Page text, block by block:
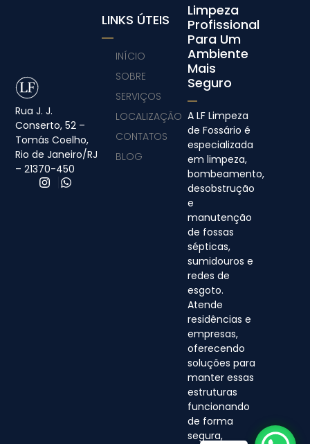
Rua J. J.
Conserto, 52 –
Tomás Coelho,
Rio de Janeiro/RJ
– 21370-450
Limpeza
Profissional
Para Um
Ambiente
Mais
Seguro
A LF Limpeza
de Fossário é
especializada
em limpeza,
bombeamento,
desobstrução
e
manutenção
de fossas
sépticas,
sumidouros e
redes de
esgoto.
Atende
residências e
empresas,
oferecendo
soluções para
manter essas
estruturas
funcionando
de forma
segura,
LINKS ÚTEIS
INÍCIO
SOBRE
SERVIÇOS
LOCALIZAÇÃO
CONTATOS
BLOG